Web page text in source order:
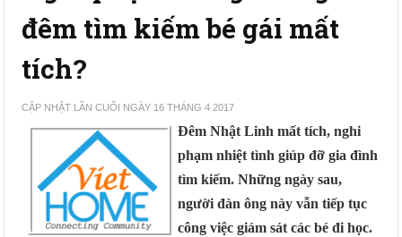
đêm tìm kiếm bé gái mất
tích?
CẬP NHẬT LẦN CUỐI NGÀY 16 THÁNG 4 2017
Đêm Nhật Linh mất tích, nghi
phạm nhiệt tình giúp đỡ gia đình
tìm kiếm. Những ngày sau,
người đàn ông này vẫn tiếp tục
công việc giám sát các bé đi học.